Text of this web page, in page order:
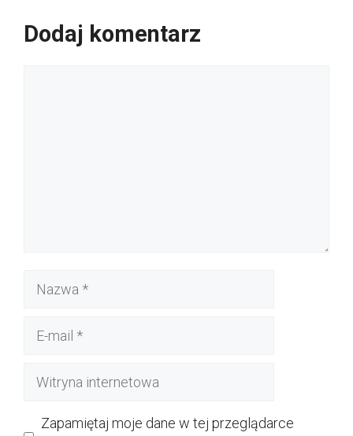
Dodaj komentarz
Nazwa
Witryna
Zapamiętaj moje dane w tej przeglądarce